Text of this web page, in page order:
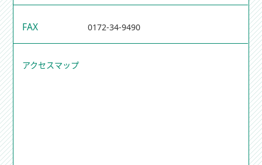
FAX 0172-34-9490
アクセスマップ